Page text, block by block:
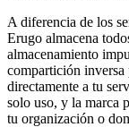
A diferencia de los
Erugo almacena
almacenamiento
compartición
directamente a tu
solo uso, y la marca
tu organización o